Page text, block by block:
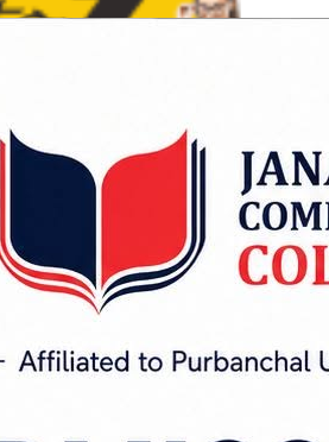
मामिला तथा सामान्य प्रशासन
हुन नगए कडा कारबाही गर्ने
समय सरुवाको निर्णय भए पनि